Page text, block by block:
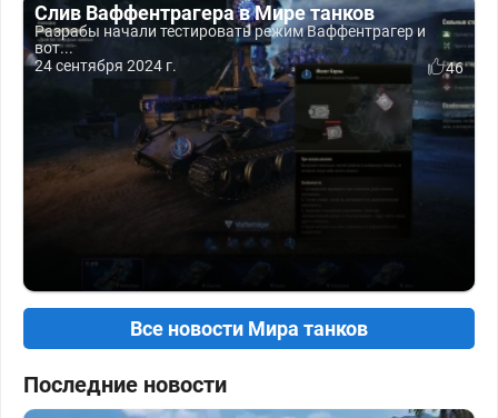
Слив Ваффентрагера в Мире танков
Разрабы начали тестировать режим Ваффентрагер и
вот...
24 сентября 2024 г.
46
Все новости Мира танков
Последние новости